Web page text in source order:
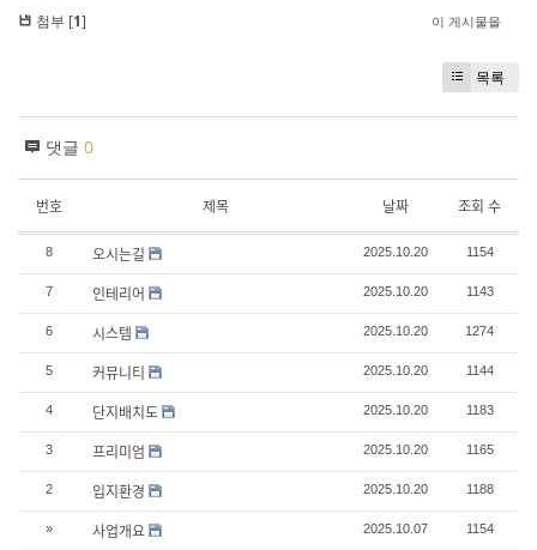
첨부 [1] 이 게시물을
목록
댓글 0
번호 제목 날짜 조회 수
8 오시는길 2025.10.20 1154
7 인테리어 2025.10.20 1143
6 시스템 2025.10.20 1274
5 커뮤니티 2025.10.20 1144
4 단지배치도 2025.10.20 1183
3 프리미엄 2025.10.20 1165
2 입지환경 2025.10.20 1188
» 사업개요 2025.10.07 1154